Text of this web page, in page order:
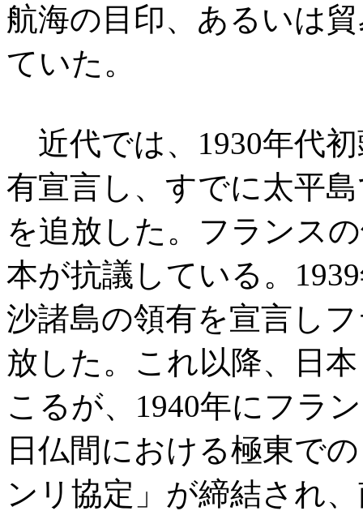
航海の目印、あるいは
ていた。
近代では、1930年代
有宣言し、すでに太平
を追放した。フランス
本が抗議している。
沙諸島の領有を宣言し
放した。これ以降、日
こるが、1940年にフラ
日仏間における極東で
ンリ協定」が締結され